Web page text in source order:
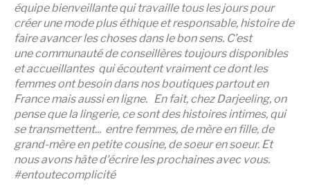
équipe bienveillante qui travaille tous les jours pour
créer une mode plus éthique et responsable, histoire de
faire avancer les choses dans le bon sens. C’est
une communauté de conseillères toujours disponibles
et accueillantes qui écoutent vraiment ce dont les
femmes ont besoin dans nos boutiques partout en
France mais aussi en ligne. En fait, chez Darjeeling, on
pense que la lingerie, ce sont des histoires intimes, qui
se transmettent... entre femmes, de mère en fille, de
grand-mère en petite cousine, de soeur en soeur. Et
nous avons hâte d'écrire les prochaines avec vous.
#entoutecomplicité